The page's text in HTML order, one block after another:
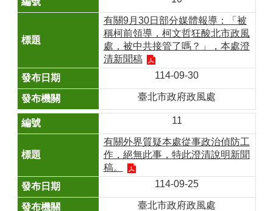
有關9月30日部分媒體報導：「被
稱柯前領導，柯文哲狂酸北市政風
處，被中共接管了嗎？」，本處澄
清新聞稿
114-09-30
臺北市政府政風處
11
有關外界質疑本處從事政治偵防工
作，絕無此事，特此澄清說明新聞
稿。
114-09-25
臺北市政府政風處